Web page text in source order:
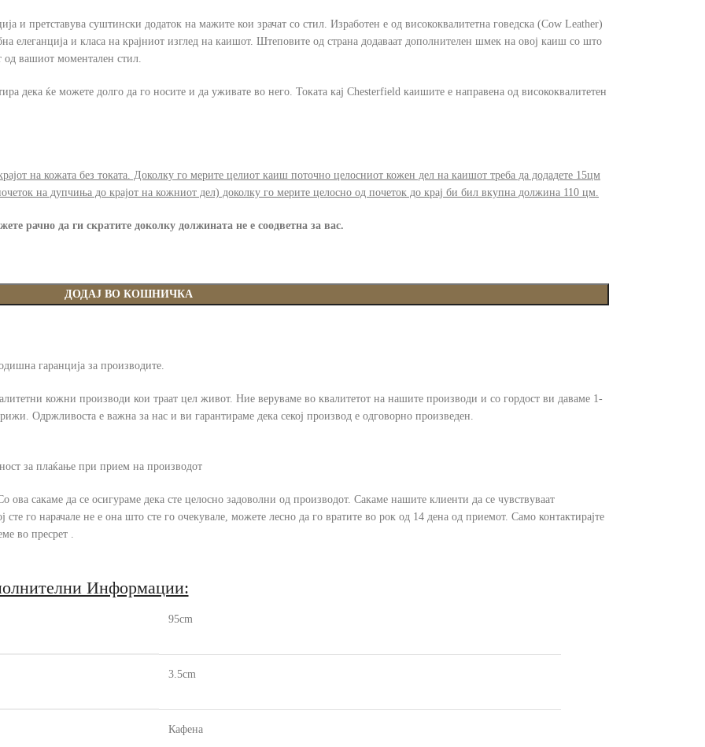
и претставува суштински додаток на мажите кои зрачат со стил. Изработен е од висококвалитетна говедска (Cow Leather)
елеганција и класа на крајниот изглед на каишот. Штеповите од страна додаваат дополнителен шмек на овој каиш со што
од вашиот моментален стил.
дека ќе можете долго да го носите и да уживате во него. Токата кај Chesterfield каишите е направена од висококвалитетен
на кожата без токата. Доколку го мерите целиот каиш поточно целосниот кожен дел на каишот треба да додадете 15цм
на дупчиња до крајот на кожниот дел) доколку го мерите целосно од почеток до крај би бил вкупна должина 110 цм.
рачно да ги скратите доколку должината не е соодветна за вас.
ДОДАЈ ВО КОШНИЧКА
гаранција за производите.
кожни производи кои траат цел живот. Ние веруваме во квалитетот на нашите производи и со гордост ви даваме 1-
Одржливоста е важна за нас и ви гарантираме дека секој производ е одговорно произведен.
за плаќање при прием на производот
сакаме да се осигураме дека сте целосно задоволни од производот. Сакаме нашите клиенти да се чувствуваат
го нарачале не е она што сте го очекувале, можете лесно да го вратите во рок од 14 дена од приемот. Само контактирајте
во пресрет .
Информации:
95cm
3.5cm
Кафена